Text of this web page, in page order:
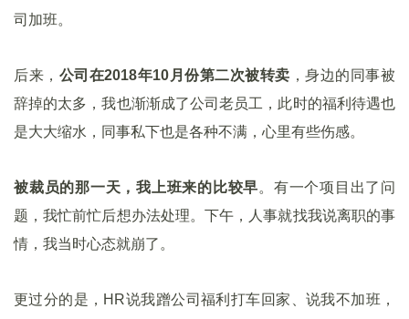
司加班。
后来， 公司在2018年10月份第二次被转卖 ，身边的同事被
辞掉的太多，我也渐渐成了公司老员工，此时的福利待遇也
是大大缩水，同事私下也是各种不满，心里有些伤感。
被裁员的那一天，我上班来的比较早。有一个项目出了问
题，我忙前忙后想办法处理。下午，人事就找我说离职的事
情，我当时心态就崩了。
更过分的是，HR说我蹭公司福利打车回家、说我不加班，